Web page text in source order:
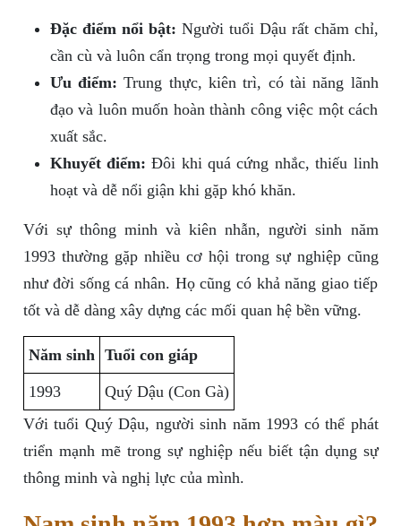
Đặc điểm nổi bật: Người tuổi Dậu rất chăm chỉ,
cần cù và luôn cẩn trọng trong mọi quyết định.
Ưu điểm: Trung thực, kiên trì, có tài năng lãnh
đạo và luôn muốn hoàn thành công việc một cách
xuất sắc.
Khuyết điểm: Đôi khi quá cứng nhắc, thiếu linh
hoạt và dễ nổi giận khi gặp khó khăn.
Với sự thông minh và kiên nhẫn, người sinh năm
1993 thường gặp nhiều cơ hội trong sự nghiệp cũng
như đời sống cá nhân. Họ cũng có khả năng giao tiếp
tốt và dễ dàng xây dựng các mối quan hệ bền vững.
Năm sinh Tuổi con giáp
1993
Quý Dậu (Con Gà)
Với tuổi Quý Dậu, người sinh năm 1993 có thể phát
triển mạnh mẽ trong sự nghiệp nếu biết tận dụng sự
thông minh và nghị lực của mình.